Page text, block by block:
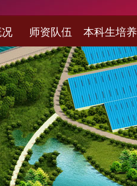
师资队伍 本科生培养